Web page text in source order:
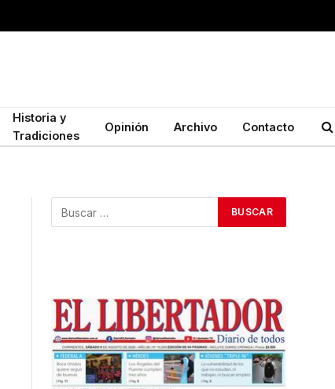
Historia y
Tradiciones
Opinión Archivo Contacto